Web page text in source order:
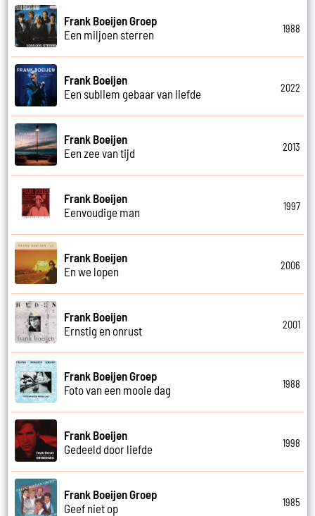
Frank Boeijen Groep
Een miljoen sterren
1988
Frank Boeijen
Een subliem gebaar van liefde
2022
Frank Boeijen
Een zee van tijd
2013
Frank Boeijen
Eenvoudige man
1997
Frank Boeijen
En we lopen
2006
Frank Boeijen
Ernstig en onrust
2001
Frank Boeijen Groep
Foto van een mooie dag
1988
Frank Boeijen
Gedeeld door liefde
1998
Frank Boeijen Groep
Geef niet op
1985